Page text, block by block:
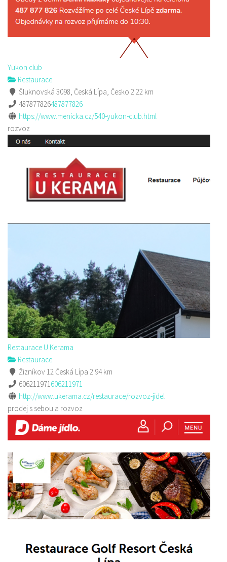
Yukon club
Restaurace
Šluknovská 3098, Česká Lípa, Česko 2.22 km
487877826487877826
https://www.menicka.cz/540-yukon-club.html
rozvoz
Restaurace U Kerama
Restaurace
Žizníkov 12 Česká Lípa 2.94 km
606211971606211971
http://www.ukerama.cz/restaurace/rozvoz-jidel
prodej s sebou a rozvoz